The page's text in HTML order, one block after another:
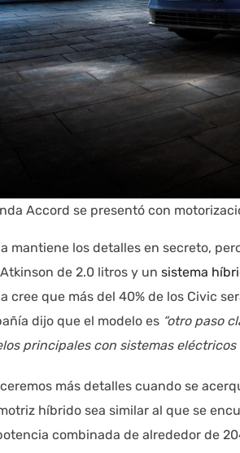
Accord se presentó con
mantiene los detalles en secreto,
de 2.0 litros y un sistema
cree que más del 40% de los Civic
dijo que el modelo es “otro paso
principales con sistemas eléctricos
más detalles cuando se
híbrido sea similar al que se
combinada de alrededor de